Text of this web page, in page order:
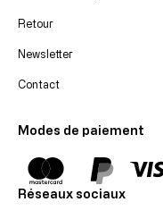
Retour
Newsletter
Contact
Modes de paiement
Réseaux sociaux